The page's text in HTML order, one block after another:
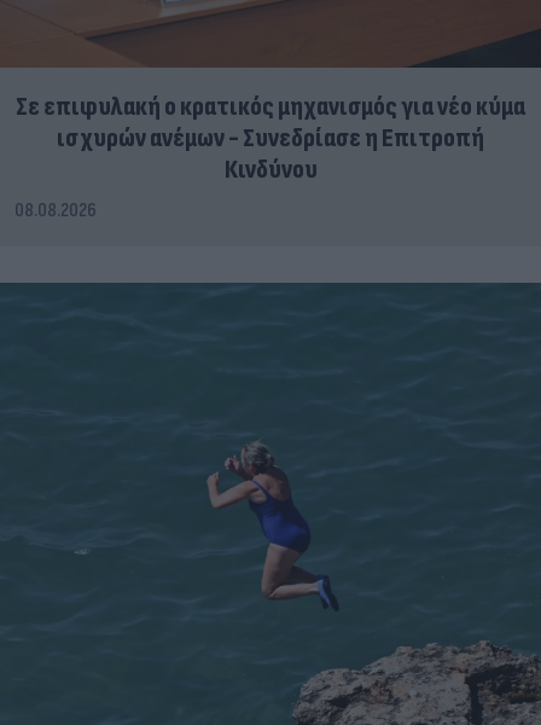
Σε επιφυλακή ο κρατικός μηχανισμός για νέο κύμα
ισχυρών ανέμων - Συνεδρίασε η Επιτροπή
Κινδύνου
08.08.2026